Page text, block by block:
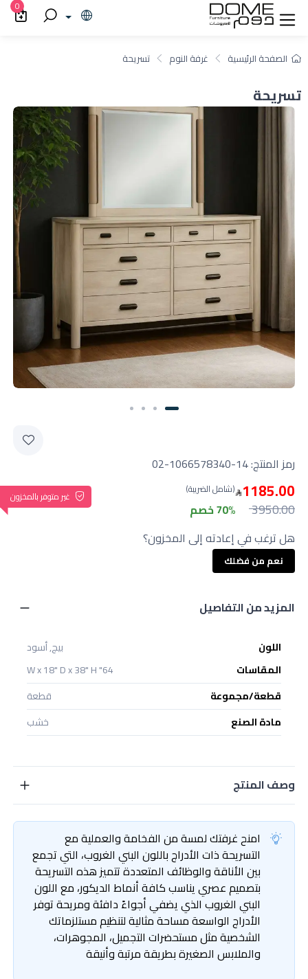
0
الصفحة الرئيسية غرفة النوم تسريحة
تسريحة
رمز المنتج:02-1066578340-14
غير متوفر بالمخزون 1185.00 (شامل الضريبة)
3950.00
70% خصم
هل ترغب في إعادته إلى المخزون؟
نعم من فضلك
المزيد من التفاصيل
اللون
بيج, أسود
المقاسات
64" W x 18" D x 38" H
قطعة/مجموعة
قطعة
مادة الصنع
خشب
وصف المنتج
امنح غرفتك لمسة من الفخامة والعملية مع
التسريحة ذات الأدراج باللون البني الغروب، التي تجمع
بين الأناقة والوظائف المتعددة تتميز هذه التسريحة
بتصميم عصري يناسب كافة أنماط الديكور، مع اللون
البني الغروب الذي يضفي أجواءً دافئة ومريحة توفر
الأدراج الواسعة مساحة مثالية لتنظيم مستلزماتك
الشخصية مثل مستحضرات التجميل، المجوهرات،
والملابس الصغيرة بطريقة مرتبة وأنيقة